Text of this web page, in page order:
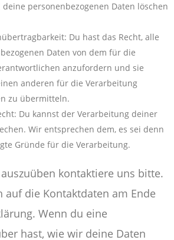
personenbezogenen Daten löschen
Du hast das Recht, alle
Daten von dem für die
anzufordern und sie
anderen für die Verarbeitung
zu übermitteln.
Du kannst der Verarbeitung deiner
Wir entsprechen dem, es sei denn
Gründe für die Verarbeitung.
kontaktiere uns bitte.
auf die Kontaktdaten am Ende
Wenn du eine
hast, wie wir deine Daten